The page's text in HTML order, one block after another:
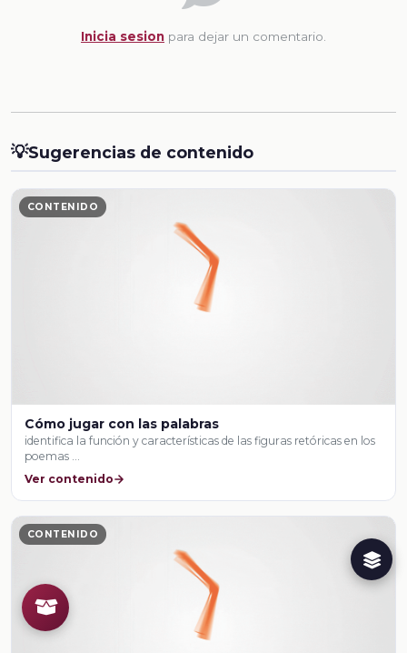
Inicia sesion para dejar un comentario.
💡Sugerencias de contenido
CONTENIDO
Cómo jugar con las palabras
identifica la función y características de las figuras retóricas en los
poemas …
Ver contenido
CONTENIDO